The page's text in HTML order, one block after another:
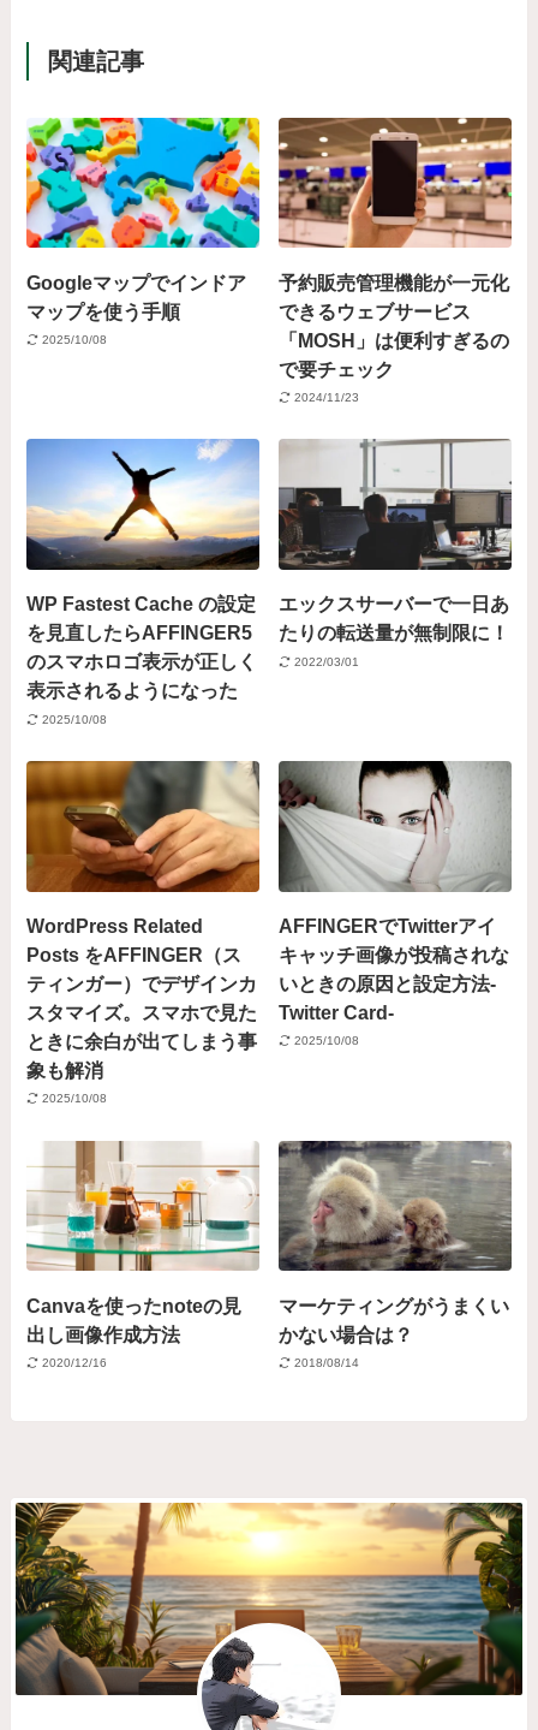
関連記事
Googleマップでインドア
マップを使う手順
2025/10/08
予約販売管理機能が一元化
できるウェブサービス
「MOSH」は便利すぎるの
で要チェック
2024/11/23
WP Fastest Cache の設定
を見直したらAFFINGER5
のスマホロゴ表示が正しく
表示されるようになった
2025/10/08
エックスサーバーで一日あ
たりの転送量が無制限に！
2022/03/01
WordPress Related
Posts をAFFINGER（ス
ティンガー）でデザインカ
スタマイズ。スマホで見た
ときに余白が出てしまう事
象も解消
2025/10/08
AFFINGERでTwitterアイ
キャッチ画像が投稿されな
いときの原因と設定方法-
Twitter Card-
2025/10/08
Canvaを使ったnoteの見
出し画像作成方法
2020/12/16
マーケティングがうまくい
かない場合は？
2018/08/14